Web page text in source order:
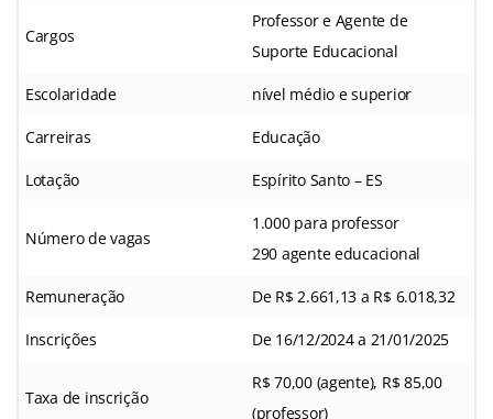
Cargos
Professor e Agente de
Suporte Educacional
Escolaridade nível médio e superior
Carreiras Educação
Lotação Espírito Santo – ES
Número de vagas
1.000 para professor
290 agente educacional
Remuneração De R$ 2.661,13 a R$ 6.018,32
Inscrições De 16/12/2024 a 21/01/2025
Taxa de inscrição
R$ 70,00 (agente), R$ 85,00
(professor)